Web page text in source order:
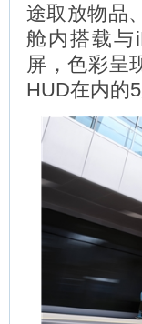
途取放物品
舱内搭载与
屏，色彩呈
HUD在内的